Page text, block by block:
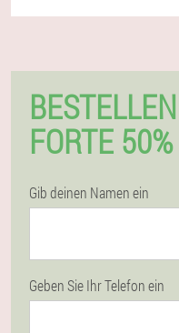
FORTE
Gib deinen Namen ein
Geben Sie Ihr Telefon ein